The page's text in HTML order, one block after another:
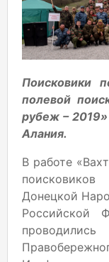
Поисковики
полевой
рубеж –
Алания.
В работе
Донецкой
Российской